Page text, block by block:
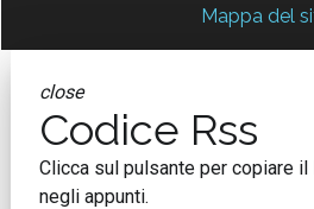
Mappa del
close
Codice Rss
Clicca sul pulsante per copiare il
negli appunti.